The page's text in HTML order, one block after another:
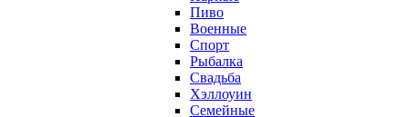
Пиво
Военные
Спорт
Рыбалка
Свадьба
Хэллоуин
Семейные